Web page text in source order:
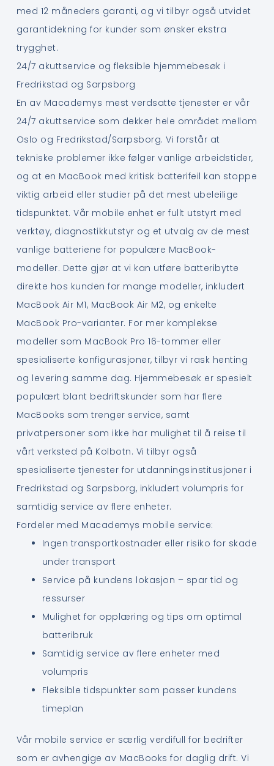
med 12 måneders garanti, og vi tilbyr også utvidet
garantidekning for kunder som ønsker ekstra
trygghet.
24/7 akuttservice og fleksible hjemmebesøk i
Fredrikstad og Sarpsborg
En av Macademys mest verdsatte tjenester er vår
24/7 akuttservice som dekker hele området mellom
Oslo og Fredrikstad/Sarpsborg. Vi forstår at
tekniske problemer ikke følger vanlige arbeidstider,
og at en MacBook med kritisk batterifeil kan stoppe
viktig arbeid eller studier på det mest ubeleilige
tidspunktet. Vår mobile enhet er fullt utstyrt med
verktøy, diagnostikkutstyr og et utvalg av de mest
vanlige batteriene for populære MacBook-
modeller. Dette gjør at vi kan utføre batteribytte
direkte hos kunden for mange modeller, inkludert
MacBook Air M1, MacBook Air M2, og enkelte
MacBook Pro-varianter. For mer komplekse
modeller som MacBook Pro 16-tommer eller
spesialiserte konfigurasjoner, tilbyr vi rask henting
og levering samme dag. Hjemmebesøk er spesielt
populært blant bedriftskunder som har flere
MacBooks som trenger service, samt
privatpersoner som ikke har mulighet til å reise til
vårt verksted på Kolbotn. Vi tilbyr også
spesialiserte tjenester for utdanningsinstitusjoner i
Fredrikstad og Sarpsborg, inkludert volumpris for
samtidig service av flere enheter.
Fordeler med Macademys mobile service:
Ingen transportkostnader eller risiko for skade
under transport
Service på kundens lokasjon – spar tid og
ressurser
Mulighet for opplæring og tips om optimal
batteribruk
Samtidig service av flere enheter med
volumpris
Fleksible tidspunkter som passer kundens
timeplan
Vår mobile service er særlig verdifull for bedrifter
som er avhengige av MacBooks for daglig drift. Vi